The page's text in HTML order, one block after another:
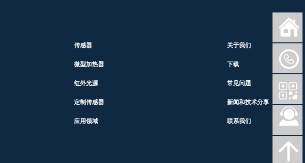
传感器
微型加热器
红外光源
定制传感器
应用领域
关于我们
下载
常见问题
新闻和技术分享
联系我们